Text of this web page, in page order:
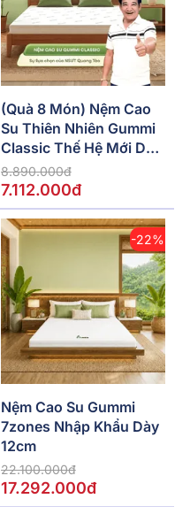
(Quà 8 Món) Nệm Cao
Su Thiên Nhiên Gummi
Classic Thế Hệ Mới Dày
5/10/15cm
8.890.000đ
7.112.000đ
-22%
Nệm Cao Su Gummi
7zones Nhập Khẩu Dày
12cm
22.100.000đ
17.292.000đ